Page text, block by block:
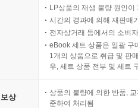
LP상품의 재생 불량 원인
시간의 경과에 의해 재판매
전자상거래 등에서의 소비
eBook 세트 상품은 일괄 구
1개의 상품으로 취급 및 판
우, 세트 상품 전부 및 세트
상
상품의 불량에 의한 반품,
준하여 처리됨